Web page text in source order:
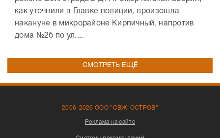
как уточнили в Главке полиции, произошла
накануне в микрорайоне Кирпичный, напротив
дома №2б по ул....
СМОТРЕТЬ ЕЩЁ
2006-2026 ООО "СВЖ"ОСТРОВ"
Реклама на сайте